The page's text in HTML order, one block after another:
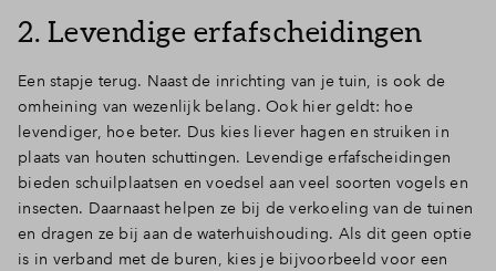
2. Levendige erfafscheidingen
Een stapje terug. Naast de inrichting van je tuin, is ook de
omheining van wezenlijk belang. Ook hier geldt: hoe
levendiger, hoe beter. Dus kies liever hagen en struiken in
plaats van houten schuttingen. Levendige erfafscheidingen
bieden schuilplaatsen en voedsel aan veel soorten vogels en
insecten. Daarnaast helpen ze bij de verkoeling van de tuinen
en dragen ze bij aan de waterhuishouding. Als dit geen optie
is in verband met de buren, kies je bijvoorbeeld voor een